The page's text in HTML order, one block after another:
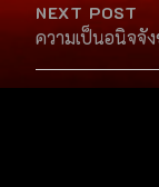
NEXT POST
ความเป็นอนิจจั